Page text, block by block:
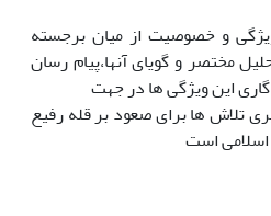
و خصوصیت از میان برجسته
مختصر و گویای آنها،پیام رسان
این ویژگی ها در جهت
تلاش ها برای صعود بر قله رفیع
است